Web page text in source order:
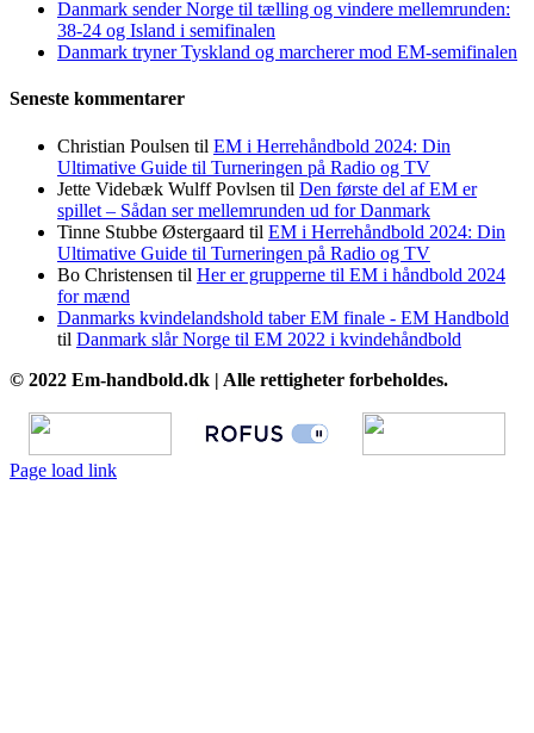
Danmark sender Norge til tælling og vindere mellemrunden:
38-24 og Island i semifinalen
Danmark tryner Tyskland og marcherer mod EM-semifinalen
Seneste kommentarer
Christian Poulsen til EM i Herrehåndbold 2024: Din
Ultimative Guide til Turneringen på Radio og TV
Jette Videbæk Wulff Povlsen til Den første del af EM er
spillet – Sådan ser mellemrunden ud for Danmark
Tinne Stubbe Østergaard til EM i Herrehåndbold 2024: Din
Ultimative Guide til Turneringen på Radio og TV
Bo Christensen til Her er grupperne til EM i håndbold 2024
for mænd
Danmarks kvindelandshold taber EM finale - EM Handbold
til Danmark slår Norge til EM 2022 i kvindehåndbold
© 2022 Em-handbold.dk | Alle rettigheter forbeholdes.
Page load link